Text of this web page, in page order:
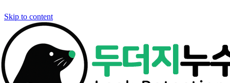
Skip to content